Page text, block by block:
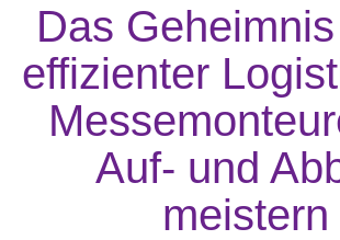
Das
effizienter
Auf- und
meistern